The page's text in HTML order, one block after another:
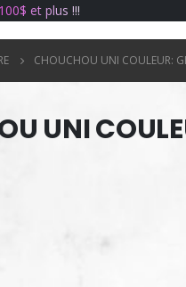
100$ et plus !!!
CHOUCHOU UNI COULEUR:
UNI